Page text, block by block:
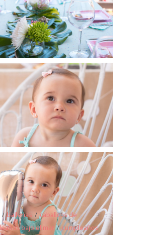
/ ballenas / caballitos de
bajo el mar / cumpleaños